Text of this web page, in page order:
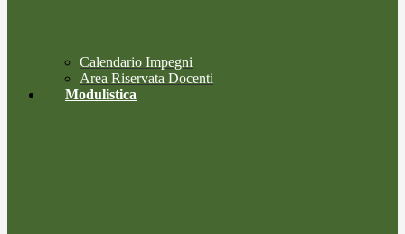
Calendario Impegni
Area Riservata Docenti
Modulistica